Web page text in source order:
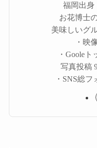
福岡出身
お花博士
美味しいグ
・映
・Goole
写真投稿
・SNS総